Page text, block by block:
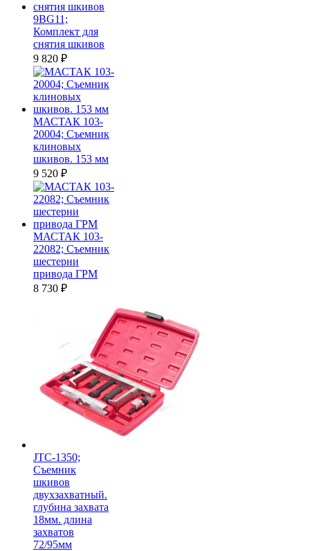
9BG11;
Комплект для
снятия шкивов
9 820 ₽
МАСТАК 103-
20004; Съемник
клиновых
шкивов. 153 мм
9 520 ₽
МАСТАК 103-
22082; Съемник
шестерни
привода ГРМ
8 730 ₽
JTC-1350;
Съемник
шкивов
двухзахватный.
глубина захвата
18мм. длина
захватов
72/95мм